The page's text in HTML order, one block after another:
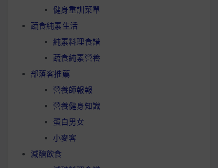
健身重訓菜單
蔬食純素生活
純素料理食譜
蔬食純素營養
部落客推薦
營養師報報
營養健身知識
蛋白男女
小麥客
減醣飲食